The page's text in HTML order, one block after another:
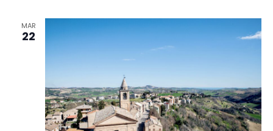
MAR
22